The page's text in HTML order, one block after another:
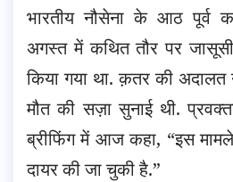
भारतीय नौसेना के आठ पूर्व
अगस्त में कथित तौर पर
किया गया था. क़तर की
मौत की सज़ा सुनाई थी.
ब्रीफिंग में आज कहा, “इस
दायर की जा चुकी है.”